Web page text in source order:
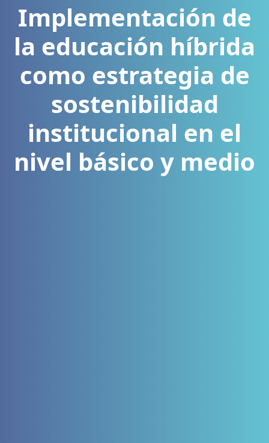
Implementación de
la educación híbrida
como estrategia de
sostenibilidad
institucional en el
nivel básico y medio